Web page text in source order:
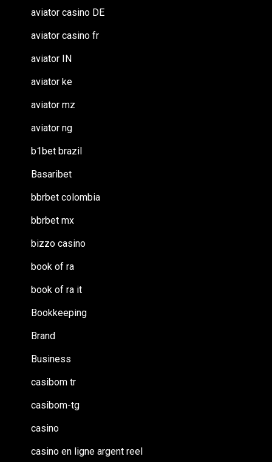
aviator casino DE
aviator casino fr
aviator IN
aviator ke
aviator mz
aviator ng
b1bet brazil
Basaribet
bbrbet colombia
bbrbet mx
bizzo casino
book of ra
book of ra it
Bookkeeping
Brand
Business
casibom tr
casibom-tg
casino
casino en ligne argent reel